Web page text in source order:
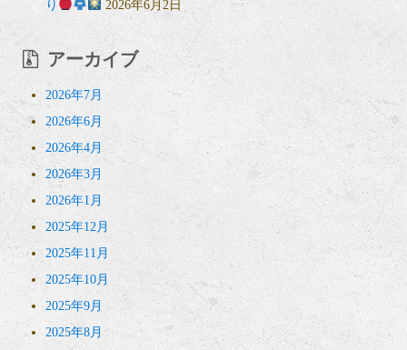
り
2026年6月2日
アーカイブ
2026年7月
2026年6月
2026年4月
2026年3月
2026年1月
2025年12月
2025年11月
2025年10月
2025年9月
2025年8月